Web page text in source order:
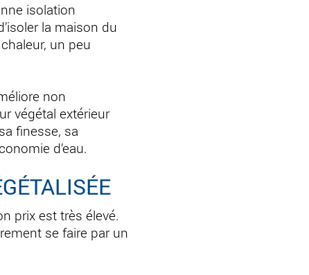
isolation
la maison du
un peu
non
végétal extérieur
finesse, sa
d’eau.
prix est très élevé.
se faire par un